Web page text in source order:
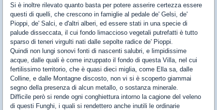
Si è inoltre rilevato quanto basta per potere asserire certezza essere
questi di quelli, che crescono in famiglie al pedale de' Gelsi, de'
Pioppi, de' Salci, e d'altri alberi, ed essere stati in una specie di
palude disseccata, il cui fondo limaccioso vegetali putrefatti è tutto
sparso di teneri virgulti nati dalle sepolte radice de' Pioppi.
Quindi non lungi sonovi fonti di nascenti salubri, e limpidissime
acque, dalle quali è come inzuppato il fondo di questa Villa, nel cui
fertilissimo territorio, che è quasi dieci miglia, come Ella sa, dalle
Colline, e dalle Montagne discosto, non vi si è scoperto giammai
segno della presenza di alcun metallo, o sostanza minerale.
Difficile però si rende ogni conghiettura intorno la cagione del veleno
di questi Funghi, i quali si rendettero anche inutili le ordinarie